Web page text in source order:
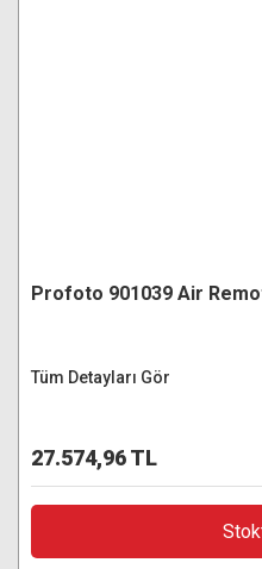
Profoto 901039 Air
Tüm Detayları Gör
27.574,96 TL